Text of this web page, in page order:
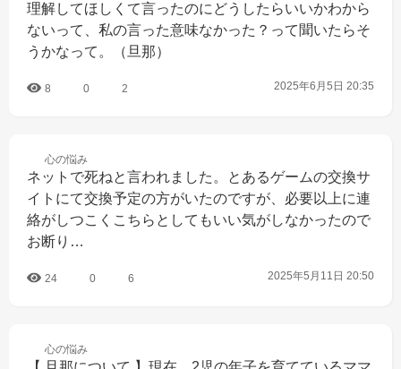
理解してほしくて言ったのにどうしたらいいかわから
ないって、私の言った意味なかった？って聞いたらそ
うかなって。（旦那）
8 0 2 2025年6月5日 20:35
心の悩み
ネットで死ねと言われました。とあるゲームの交換サ
イトにて交換予定の方がいたのですが、必要以上に連
絡がしつこくこちらとしてもいい気がしなかったので
お断り…
24 0 6 2025年5月11日 20:50
心の悩み